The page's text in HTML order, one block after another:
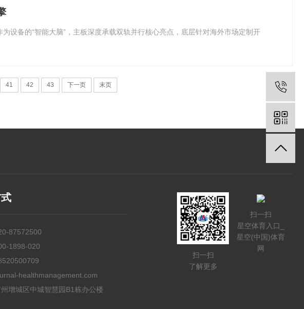
设备的“智能大脑”，主板深度承载双轨并行核心亮点，底层针对海外市场定制开
41 42 43 下一页 末页
87572500
1898-020
healthmanagement.com
增城区中城智慧园B1栋办公楼
扫一扫
了解更多
扫一扫
星空体育入口_
星空(中国)体育
网